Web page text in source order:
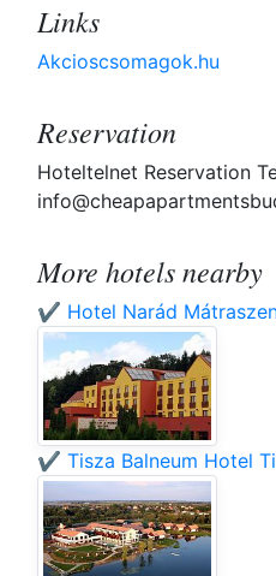
Links
Akcioscsomagok.hu
Reservation
Hoteltelnet Reservation
More hotels nearby
✔️ Hotel Narád
✔️ Tisza Balneum Hotel